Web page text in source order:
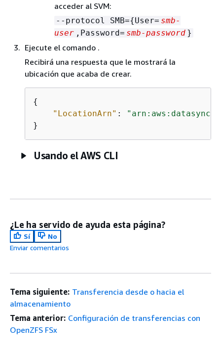
acceder al SVM:
--protocol SMB={User= smb-
user ,Password= smb-password }
Ejecute el comando .
Recibirá una respuesta que le mostrará la
ubicación que acaba de crear.
{
"LocationArn" :
}
Usando el AWS CLI
¿Le ha servido de ayuda esta página?
Sí
No
Enviar comentarios
Tema siguiente: Transferencia desde o hacia el
almacenamiento
Tema anterior: Configuración de transferencias con
OpenZFS FSx